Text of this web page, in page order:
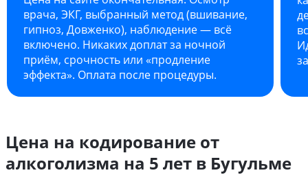
врача, ЭКГ, выбранный метод (вшивание,
гипноз, Довженко), наблюдение — всё
включено. Никаких доплат за ночной
приём, срочность или «продление
эффекта». Оплата после процедуры.
Цена на кодирование от
алкоголизма на 5 лет в Бугульме